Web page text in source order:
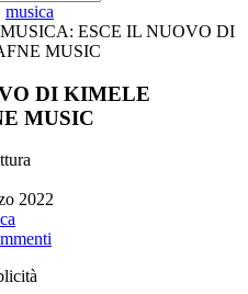
musica
DI KIMELE
MUSIC
2022